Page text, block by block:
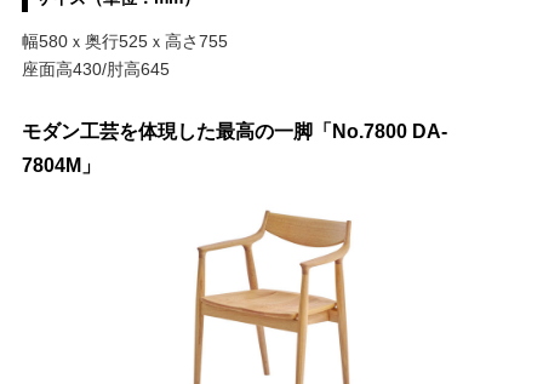
幅580ｘ奥行525ｘ高さ755
座面高430/肘高645
モダン工芸を体現した最高の一脚「No.7800 DA-
7804M」